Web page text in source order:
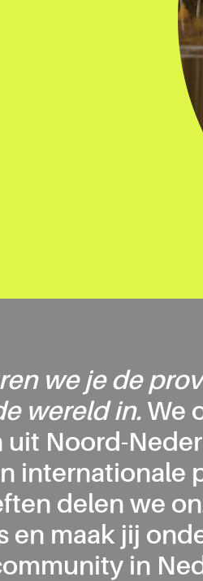
we je de
wereld in.We
uit Noord-
internationale
delen we
en maak jij
in